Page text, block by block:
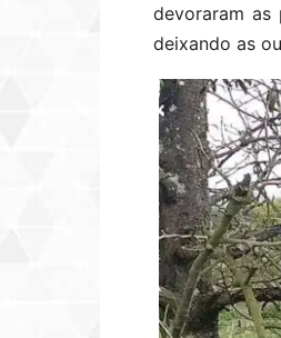
devoraram as
deixando as